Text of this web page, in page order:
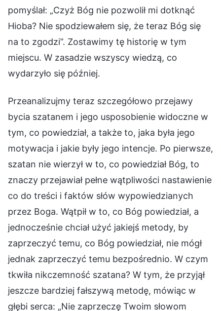
pomyślał: „Czyż Bóg nie pozwolił mi dotknąć
Hioba? Nie spodziewałem się, że teraz Bóg się
na to zgodzi”. Zostawimy tę historię w tym
miejscu. W zasadzie wszyscy wiedzą, co
wydarzyło się później.
Przeanalizujmy teraz szczegółowo przejawy
bycia szatanem i jego usposobienie widoczne w
tym, co powiedział, a także to, jaka była jego
motywacja i jakie były jego intencje. Po pierwsze,
szatan nie wierzył w to, co powiedział Bóg, to
znaczy przejawiał pełne wątpliwości nastawienie
co do treści i faktów słów wypowiedzianych
przez Boga. Wątpił w to, co Bóg powiedział, a
jednocześnie chciał użyć jakiejś metody, by
zaprzeczyć temu, co Bóg powiedział, nie mógł
jednak zaprzeczyć temu bezpośrednio. W czym
tkwiła nikczemność szatana? W tym, że przyjął
jeszcze bardziej fałszywą metodę, mówiąc w
głębi serca: „Nie zaprzeczę Twoim słowom